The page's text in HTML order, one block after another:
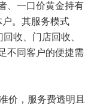
、一口价黄金持有
。其服务模式
收、门店回收、
不同客户的便捷需
价，服务费透明且